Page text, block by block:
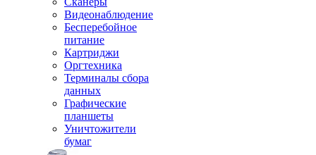
Видеонаблюдение
Бесперебойное
питание
Картриджи
Оргтехника
Терминалы сбора
данных
Графические
планшеты
Уничтожители
бумаг